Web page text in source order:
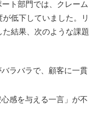
ト部門では、クレーム
低下していました。リ
結果、次のような課題
ラバラで、顧客に一貫
感を与える一言」が不